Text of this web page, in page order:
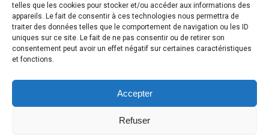
telles que les cookies pour stocker et/ou accéder aux informations des
appareils. Le fait de consentir à ces technologies nous permettra de
traiter des données telles que le comportement de navigation ou les ID
uniques sur ce site. Le fait de ne pas consentir ou de retirer son
consentement peut avoir un effet négatif sur certaines caractéristiques
et fonctions.
Accepter
Refuser
Ce site utilise Akismet pour réduire les indésirables.En
savoir plus sur la façon dont les données de vos
commentaires sont traitées.
Retour au début